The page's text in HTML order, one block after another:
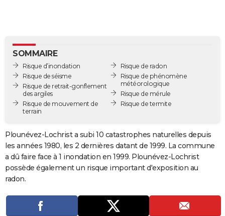
BONS PLANS
CARTE DE VOEUX
Carte de Noël
Carte Bonne année
Carte Saint-Valentin
Carte Pâques
Carte d'anniversaire
DICTIONNAIRE
Dictionnaire
Biographies
Citations
Expressions
Proverbes
PROGRAMME TV
COPAINS D'AVANT
S'inscrire
Se connecter
Lycées
Collèges
Primaires
Universités
Entreprises
Service militaire
Avis de recherche
AVIS DE DÉCÈS
FORUM
SOMMAIRE
Risque d’inondation
Risque de séisme
Risque de retrait-gonflement
des argiles
Risque de mouvement de
terrain
Risque de radon
Risque de phénomène
météorologique
Risque de mérule
Risque de termite
Plounévez-Lochrist a subi 10 catastrophes naturelles depuis
les années 1980, les 2 dernières datant de 1999. La commune
a dû faire face à 1 inondation en 1999. Plounévez-Lochrist
possède également un risque important d'exposition au
radon.